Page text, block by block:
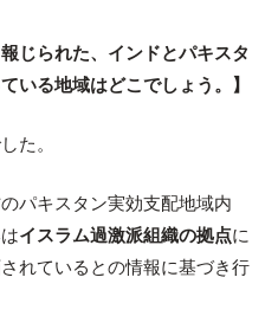
じられた、インドとパキスタ
いる地域はどこでしょう。】
た。
パキスタン実効支配地域内
イスラム過激派組織の拠点に
れているとの情報に基づき行